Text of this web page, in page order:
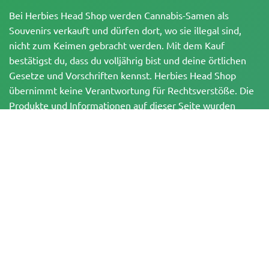
Bei Herbies Head Shop werden Cannabis-Samen als
Souvenirs verkauft und dürfen dort, wo sie illegal sind,
nicht zum Keimen gebracht werden. Mit dem Kauf
bestätigst du, dass du volljährig bist und deine örtlichen
Gesetze und Vorschriften kennst. Herbies Head Shop
übernimmt keine Verantwortung für Rechtsverstöße. Die
Produkte und Informationen auf dieser Seite wurden